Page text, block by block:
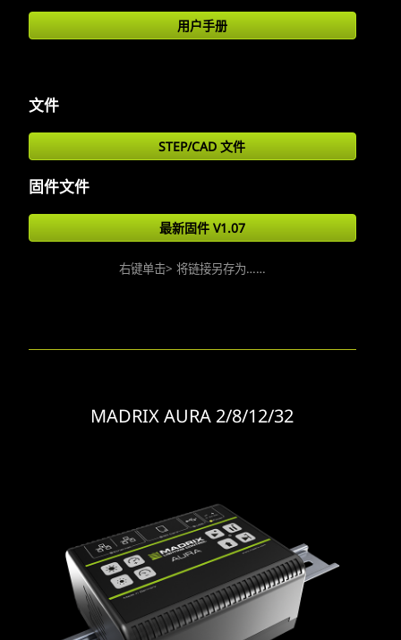
用户手册
文件
STEP/CAD 文件
固件文件
最新固件 V1.07
右键单击> 将链接另存为……
MADRIX AURA 2/8/12/32